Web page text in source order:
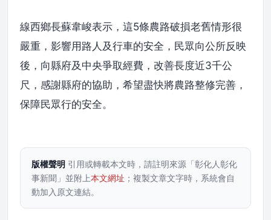
線西鄉長蘇韋峻表示，這5條農路破損老舊情形很
嚴重，影響用路人及行車的安全，民眾向公所反映
後，向縣府及中央爭取經費，改善長度近3千公
尺，感謝縣府的協助，希望盡快將農路整修完善，
保障民眾行的安全。
版權聲明 引用或轉載本文時，請註明來源「彰化人彰化
事新聞」並附上本文網址 ；複製文章文字時，系統會自
動加入原文連結。